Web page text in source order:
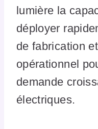
lumière la
déployer
de fabrication
opérationnel
demande
électriques.